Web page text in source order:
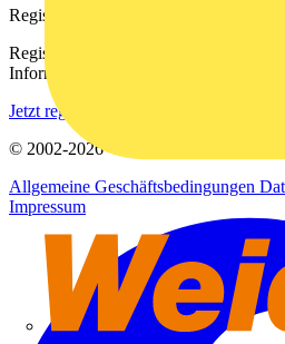
Registrierung
Registrieren Sie sich kostenlos und
Informationen aus der Elektroindustrie.
Jetzt registrieren
© 2002-2026Voltimum
Allgemeine Geschäftsbedingungen
Impressum